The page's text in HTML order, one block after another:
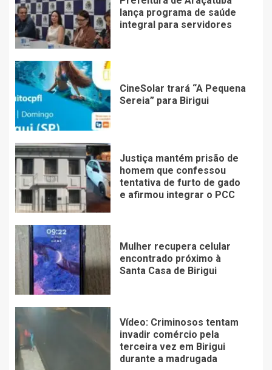
lança programa de saúde
integral para servidores
CineSolar trará “A Pequena
Sereia” para Birigui
Justiça mantém prisão de
homem que confessou
tentativa de furto de gado
e afirmou integrar o PCC
Mulher recupera celular
encontrado próximo à
Santa Casa de Birigui
Vídeo: Criminosos tentam
invadir comércio pela
terceira vez em Birigui
durante a madrugada